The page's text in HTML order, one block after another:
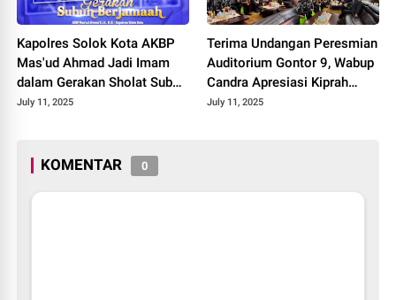
Kapolres Solok Kota AKBP
Mas'ud Ahmad Jadi Imam
dalam Gerakan Sholat Subuh
Berjamaah di Masjid Nurul
July 11, 2025
Terima Undangan Peresmian
Auditorium Gontor 9, Wabup
Candra Apresiasi Kiprah
Ponpes dalam
July 11, 2025
KOMENTAR 0